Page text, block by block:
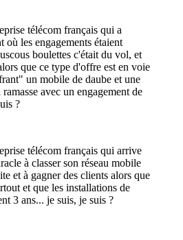
télécom français qui a
où les engagements étaient
boulettes c'était du vol, et
que ce type d'offre est en voie
un mobile de daube et une
avec un engagement de
?
télécom français qui arrive
à classer son réseau mobile
et à gagner des clients alors que
et que les installations de
3 ans... je suis, je suis ?